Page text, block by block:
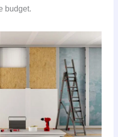
budget.